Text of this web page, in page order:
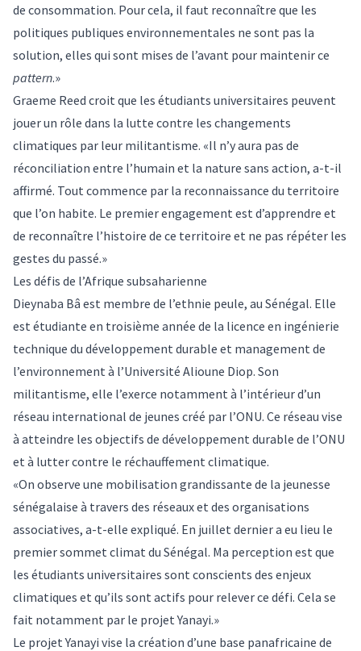
de consommation. Pour cela, il faut reconnaître que les
politiques publiques environnementales ne sont pas la
solution, elles qui sont mises de l’avant pour maintenir ce
pattern.»
Graeme Reed croit que les étudiants universitaires peuvent
jouer un rôle dans la lutte contre les changements
climatiques par leur militantisme. «Il n’y aura pas de
réconciliation entre l’humain et la nature sans action, a-t-il
affirmé. Tout commence par la reconnaissance du territoire
que l’on habite. Le premier engagement est d’apprendre et
de reconnaître l’histoire de ce territoire et ne pas répéter les
gestes du passé.»
Les défis de l’Afrique subsaharienne
Dieynaba Bâ est membre de l’ethnie peule, au Sénégal. Elle
est étudiante en troisième année de la licence en ingénierie
technique du développement durable et management de
l’environnement à l’Université Alioune Diop. Son
militantisme, elle l’exerce notamment à l’intérieur d’un
réseau international de jeunes créé par l’ONU. Ce réseau vise
à atteindre les objectifs de développement durable de l’ONU
et à lutter contre le réchauffement climatique.
«On observe une mobilisation grandissante de la jeunesse
sénégalaise à travers des réseaux et des organisations
associatives, a-t-elle expliqué. En juillet dernier a eu lieu le
premier sommet climat du Sénégal. Ma perception est que
les étudiants universitaires sont conscients des enjeux
climatiques et qu’ils sont actifs pour relever ce défi. Cela se
fait notamment par le projet Yanayi.»
Le projet Yanayi vise la création d’une base panafricaine de